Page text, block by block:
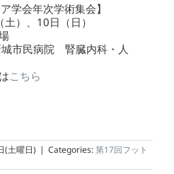
学会年次学術集会】
）、10日（日）
市民病院 腎臓内科・人
こちら
(土曜日) | Categories:第17回フット